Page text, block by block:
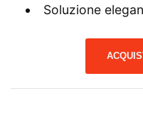
Soluzione